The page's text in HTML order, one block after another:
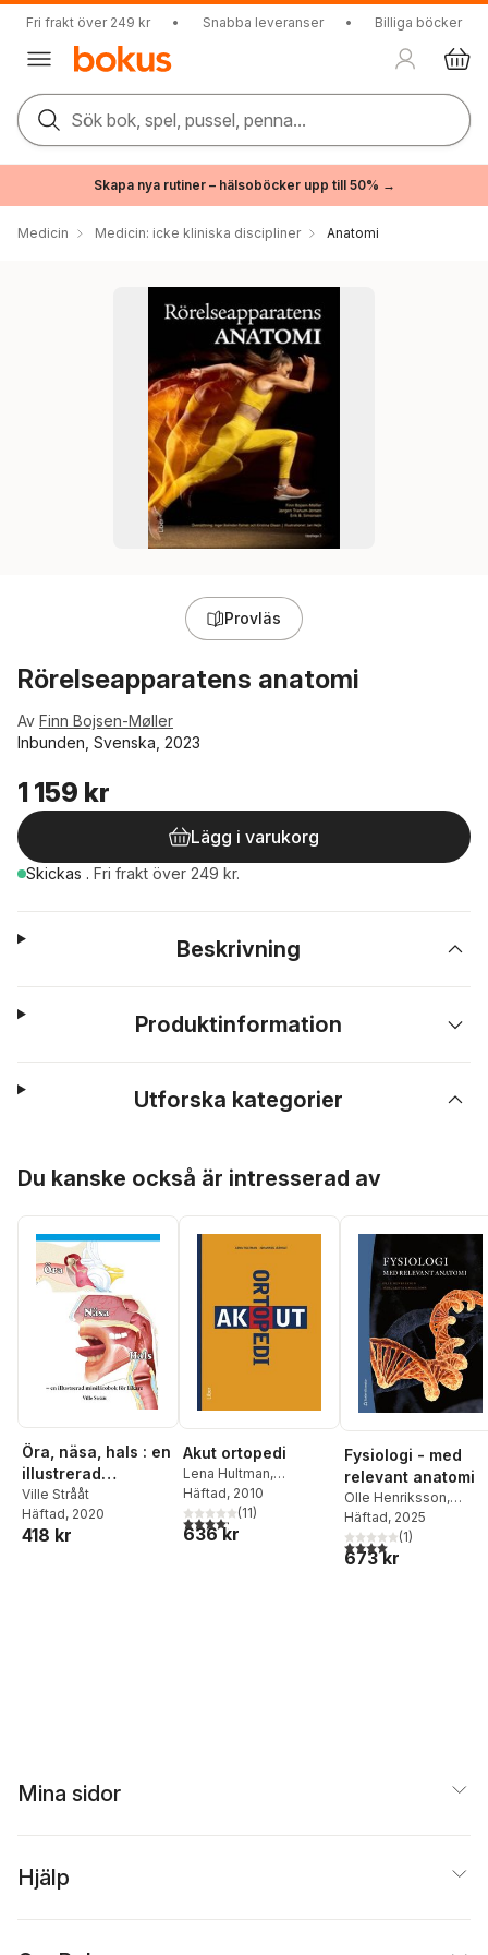
Fri frakt över 249 kr • Snabba leveranser • Billiga böcker
Sök bok, spel, pussel, penna...
Skapa nya rutiner – hälsoböcker upp till 50% →
Medicin Medicin: icke kliniska discipliner Anatomi
Provläs
Rörelseapparatens anatomi
Av Finn Bojsen-Møller
Inbunden, Svenska, 2023
1 159 kr
Lägg i varukorg
Skickas . Fri frakt över 249 kr.
Beskrivning
Produktinformation
Utforska kategorier
Du kanske också är intresserad av
Öra, näsa, hals : en
illustrerad
minilärobok för
läkare
Ville Strååt
Häftad, 2020
418 kr
Akut ortopedi
Lena Hultman,
Johannes Järhult
Häftad, 2010
4,2utav 5 stjärnor. Totalt antal röster:
(11)
636 kr
Fysiologi - med
relevant anatomi
Olle Henriksson,
Margareta Rasmusson
Häftad, 2025
4,0utav 5 stjärnor.
(1)
673 kr
Mina sidor
Hjälp